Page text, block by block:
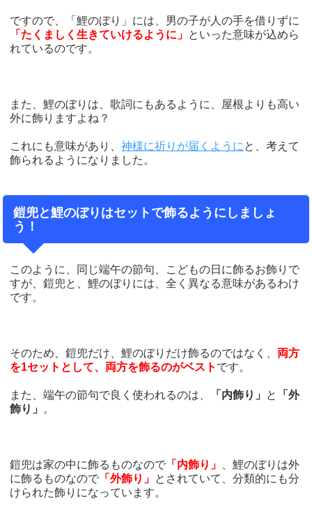
ですので、「鯉のぼり」には、男の子が人の手を借りずに
「たくましく生きていけるように」 といった意味が込めら
れているのです。
また、鯉のぼりは、歌詞にもあるように、屋根よりも高い
外に飾りますよね？
これにも意味があり、神様に祈りが届くように と、考えて
飾られるようになりました。
鎧兜と鯉のぼりはセットで飾るようにしましょ
う！
このように、同じ端午の節句、こどもの日に飾るお飾りで
すが、鎧兜と、鯉のぼりには、全く異なる意味があるわけ
です。
そのため、鎧兜だけ、鯉のぼりだけ飾るのではなく、 両方
を1セットとして、両方を飾るのがベスト です。
また、端午の節句で良く使われるのは、 「内飾り」 と
「外
飾り」 。
鎧兜は家の中に飾るものなので 「内飾り」
、鯉のぼりは外
に飾るものなので 「外飾り」 とされていて、分類的にも分
けられた飾りになっています。